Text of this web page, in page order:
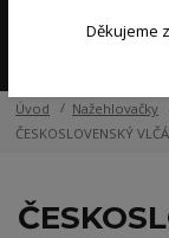
Úvod Nažehlovačky
ČESKOSLOVENSKÝ
Děkujeme